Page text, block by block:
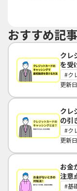
おすすめ記事
クレ
を受
ク
更新
クレ
の引
ク
更新
お金
注意
基